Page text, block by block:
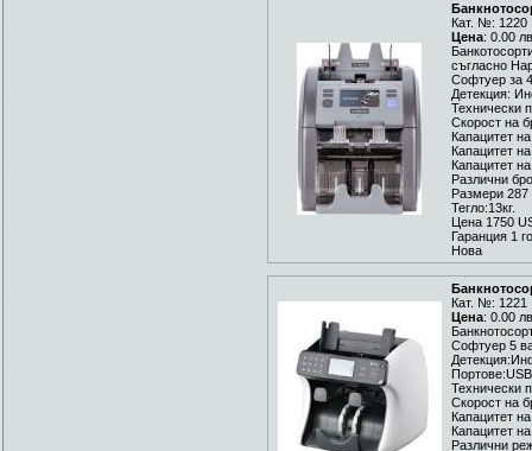
Кат. №: 1220
Цена: 0.00
съгласно
Софтуер за
Детекция:
Технически
Скорост на
Капацитет
Капацитет
Капацитет
Различни
Размери 287
Тегло:13кг.
Цена 1750
Гаранция 1
Нова
Кат. №: 1221
Цена: 0.00
Софтуер 5
Технически
Скорост на
Капацитет
Капацитет
Различни